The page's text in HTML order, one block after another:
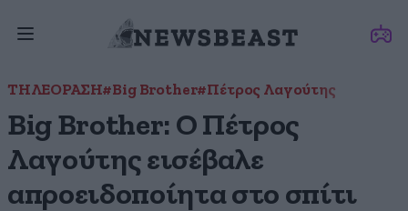
ΤΗΛΕΟΡΑΣΗ#Big Brother#Πέτρος Λαγούτης
Big Brother: Ο Πέτρος
Λαγούτης εισέβαλε
απροειδοποίητα στο σπίτι